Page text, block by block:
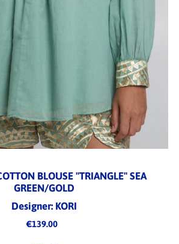
BLOUSE "TRIANGLE" SEA
GREEN/GOLD
Designer: KORI
€139.00